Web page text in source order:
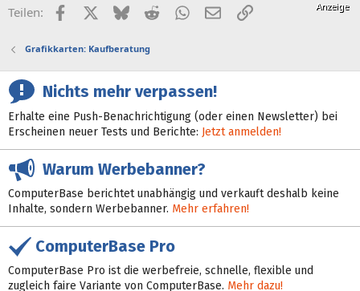
Teilen: FacebookX (Twitter)
BlueskyRedditWhatsApp
E-MailLink
Grafikkarten: Kaufberatung
Nichts mehr verpassen!
Erhalte eine Push-Benachrichtigung (oder einen Newsletter) bei
Erscheinen neuer Tests und Berichte: Jetzt anmelden!
Warum Werbebanner?
ComputerBase berichtet unabhängig und verkauft deshalb keine
Inhalte, sondern Werbebanner. Mehr erfahren!
ComputerBase Pro
ComputerBase Pro ist die werbefreie, schnelle, flexible und
zugleich faire Variante von ComputerBase. Mehr dazu!